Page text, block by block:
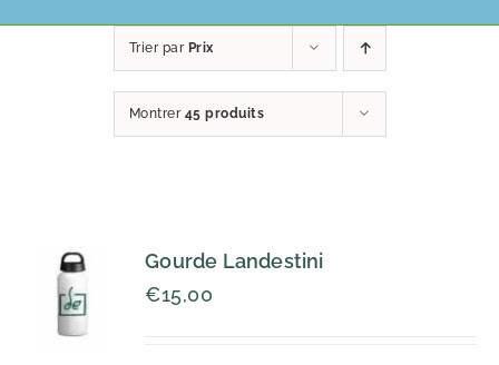
Trier par Prix
Montrer 45 produits
Gourde Landestini
€15,00